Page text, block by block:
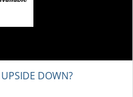
DOWN?